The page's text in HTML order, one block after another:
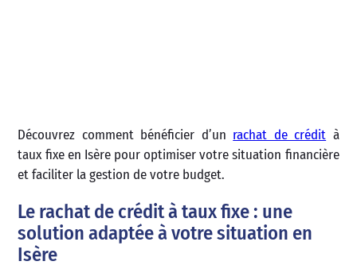
Découvrez comment bénéficier d’un rachat de crédit à
taux fixe en Isère pour optimiser votre situation financière
et faciliter la gestion de votre budget.
Le rachat de crédit à taux fixe : une
solution adaptée à votre situation en
Isère